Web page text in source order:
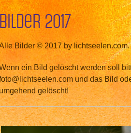
2017
Bilder © 2017 by lichtseelen.com.
ein Bild gelöscht werden soll
und das Bild
umgehend gelöscht!